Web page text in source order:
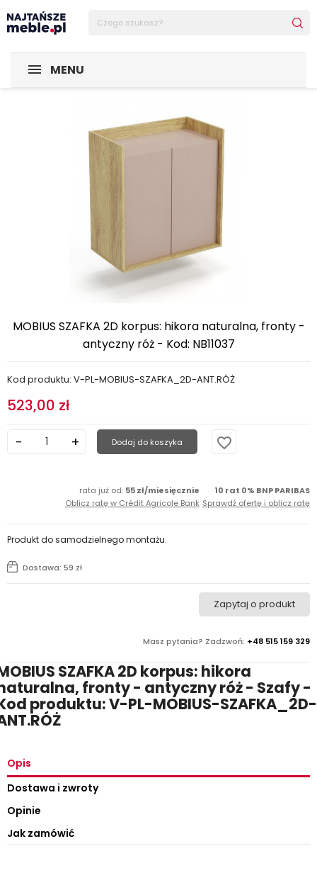
MENU
Sklep Najtańsze-meble
MOBIUS SZAFKA 2D korpus: hikora naturalna, fronty -
antyczny róż - Kod: NB11037
Kod produktu: V-PL-MOBIUS-SZAFKA_2D-ANT.RÓŻ
523,00 zł
Dodaj do koszyka favorite_border
rata już od: 55 zł/miesięcznie
Oblicz ratę w Crédit Agricole Bank
10 rat 0% BNP PARIBAS
Sprawdź ofertę i oblicz ratę
Masz pytania? Zadzwoń: +48 515 159 329
Zapytaj o produkt
Dostawa: 59 zł
Produkt do samodzielnego montażu.
SZAFKA 2D korpus: hikora
fronty - antyczny róż - Szafy -
produktu: V-PL-MOBIUS-SZAFKA_2D-
Opis
Dostawa i zwroty
Opinie
Jak zamówić